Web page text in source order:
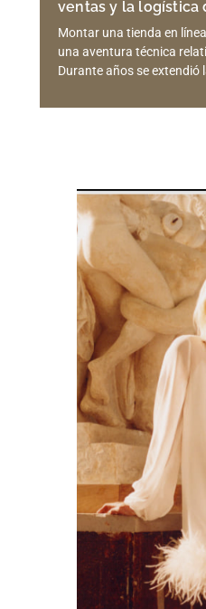
ventas y la logística
Montar una tienda en
una aventura técnica
Durante años se extendió